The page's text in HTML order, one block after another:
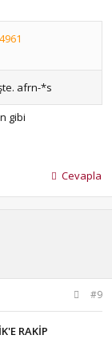
afrn-*s
gibi
Cevapla
#9
RAKİP